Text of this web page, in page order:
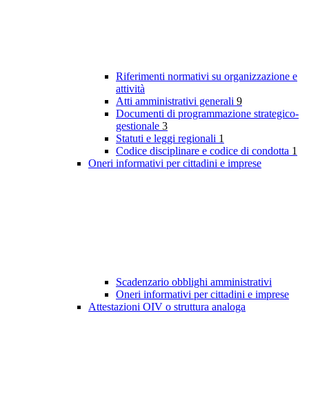
Riferimenti normativi su organizzazione e
attività
Atti amministrativi generali 9
Documenti di programmazione strategico-
gestionale 3
Statuti e leggi regionali 1
Codice disciplinare e codice di condotta 1
Oneri informativi per cittadini e imprese
Scadenzario obblighi amministrativi
Oneri informativi per cittadini e imprese
Attestazioni OIV o struttura analoga